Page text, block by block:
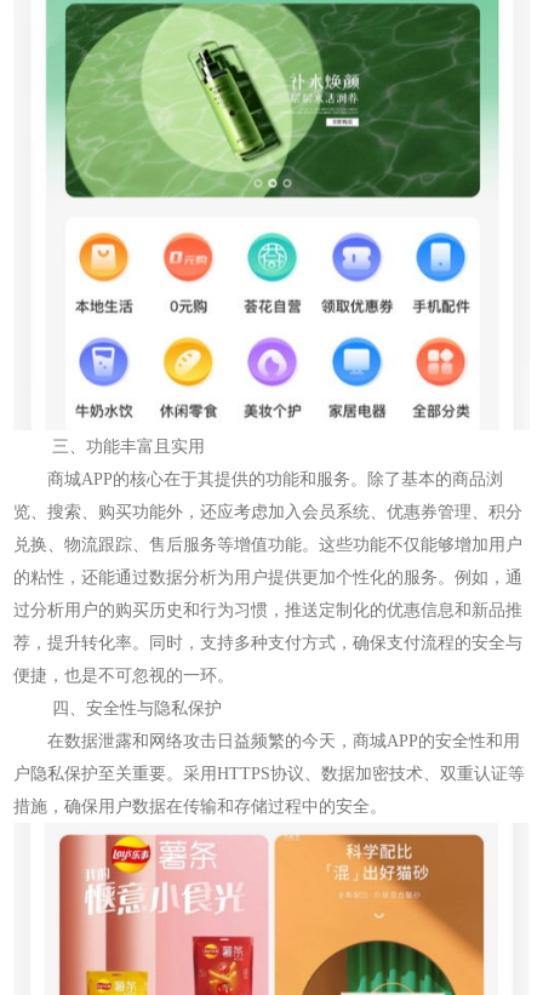
三、功能丰富且实用
商城APP的核心在于其提供的功能和服务。除了基本的商品浏
览、搜索、购买功能外，还应考虑加入会员系统、优惠券管理、积分
兑换、物流跟踪、售后服务等增值功能。这些功能不仅能够增加用户
的粘性，还能通过数据分析为用户提供更加个性化的服务。例如，通
过分析用户的购买历史和行为习惯，推送定制化的优惠信息和新品推
荐，提升转化率。同时，支持多种支付方式，确保支付流程的安全与
便捷，也是不可忽视的一环。
四、安全性与隐私保护
在数据泄露和网络攻击日益频繁的今天，商城APP的安全性和用
户隐私保护至关重要。采用HTTPS协议、数据加密技术、双重认证等
措施，确保用户数据在传输和存储过程中的安全。